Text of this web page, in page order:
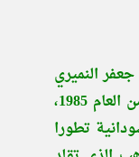
النميري
بعد انتفاضة شعبية في 6 إبريل من العام 1985،
تطورا